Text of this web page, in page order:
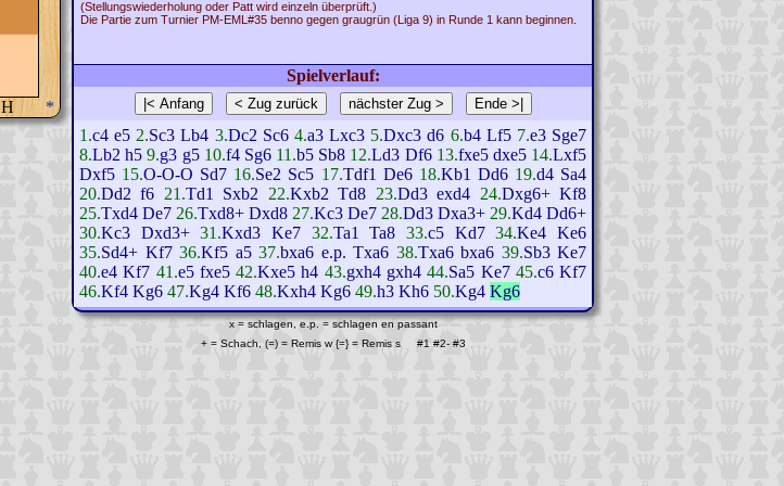
H *
(Stellungswiederholung oder Patt wird einzeln überprüft.)
Die Partie zum Turnier PM-EML#35 benno gegen graugrün (Liga 9) in Runde 1 kann beginnen.
Spielverlauf:
1.c4 e5 2.Sc3 Lb4 3.Dc2 Sc6 4.a3 Lxc3 5.Dxc3 d6 6.b4 Lf5 7.e3 Sge7
8.Lb2 h5 9.g3 g5 10.f4 Sg6 11.b5 Sb8 12.Ld3 Df6 13.fxe5 dxe5 14.Lxf5
Dxf5 15.O-O-O Sd7 16.Se2 Sc5 17.Tdf1 De6 18.Kb1 Dd6 19.d4 Sa4
20.Dd2 f6 21.Td1 Sxb2 22.Kxb2 Td8 23.Dd3 exd4 24.Dxg6+ Kf8
25.Txd4 De7 26.Txd8+ Dxd8 27.Kc3 De7 28.Dd3 Dxa3+ 29.Kd4 Dd6+
30.Kc3 Dxd3+ 31.Kxd3 Ke7 32.Ta1 Ta8 33.c5 Kd7 34.Ke4 Ke6
35.Sd4+ Kf7 36.Kf5 a5 37.bxa6 e.p. Txa6 38.Txa6 bxa6 39.Sb3 Ke7
40.e4 Kf7 41.e5 fxe5 42.Kxe5 h4 43.gxh4 gxh4 44.Sa5 Ke7 45.c6 Kf7
46.Kf4 Kg6 47.Kg4 Kf6 48.Kxh4 Kg6 49.h3 Kh6 50.Kg4 Kg6
x = schlagen, e.p. = schlagen en passant
+ = Schach, (=) = Remis w {=} = Remis s #1 #2-#3